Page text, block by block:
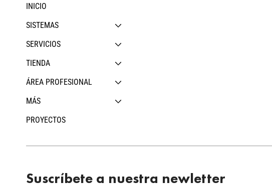
INICIO
SISTEMAS
SERVICIOS
TIENDA
ÁREA PROFESIONAL
MÁS
PROYECTOS
Suscríbete a nuestra newletter